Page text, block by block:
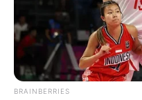
Feeling Tired? Here's
MEDVI
BRAINBERRIES